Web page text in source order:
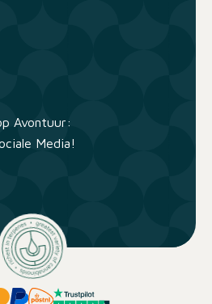
Avontuur:
Media!